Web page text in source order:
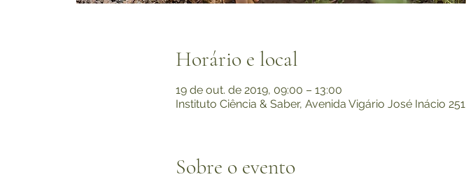
Horário e local
19 de out. de 2019, 09:00 – 13:00
Instituto Ciência & Saber, Avenida Vigário José Inácio 251
Sobre o evento